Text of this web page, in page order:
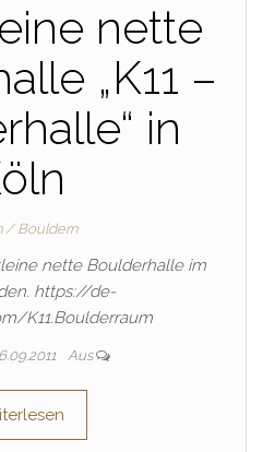
nette
„K11 –
in
/ Bouldern
nette Boulderhalle im
https://de-
K11.Boulderraum
Aus